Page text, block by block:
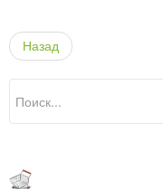
Назад
Паста